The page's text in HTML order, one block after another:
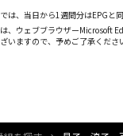
は、当日から1週間分はEPGと
、ウェブブラウザーMicrosoft
いますので、予めご了承くださ